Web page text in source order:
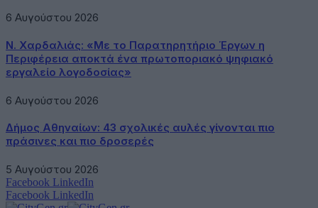
6 Αυγούστου 2026
Ν. Χαρδαλιάς: «Με το Παρατηρητήριο Έργων η
Περιφέρεια αποκτά ένα πρωτοποριακό ψηφιακό
εργαλείο λογοδοσίας»
6 Αυγούστου 2026
Δήμος Αθηναίων: 43 σχολικές αυλές γίνονται πιο
πράσινες και πιο δροσερές
5 Αυγούστου 2026
Facebook LinkedIn
Facebook LinkedIn